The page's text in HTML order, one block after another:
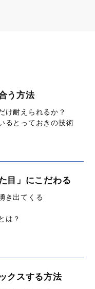
う方法
け耐えられるか？
るとっておきの技術
目」にこだわる
き出てくる
は？
クスする方法